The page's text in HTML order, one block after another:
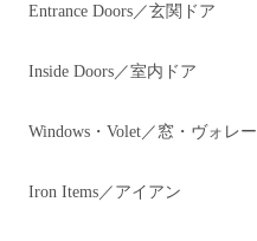
Entrance Doors／玄関ドア
Inside Doors／室内ドア
Windows・Volet／窓・ヴォレー
Iron Items／アイアン